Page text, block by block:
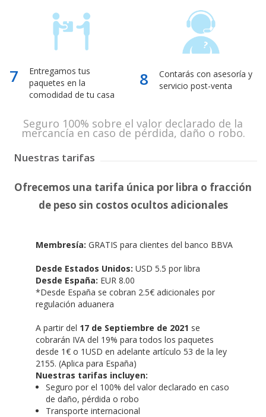
7
Entregamos tus
paquetes en la
comodidad de tu casa
8
Contarás con asesoría y
servicio post-venta
Seguro 100% sobre el valor declarado de la
mercancía en caso de pérdida, daño o robo.
Nuestras tarifas
Ofrecemos una tarifa única por libra o fracción
de peso sin costos ocultos adicionales
Membresía: GRATIS para clientes del banco BBVA
Desde Estados Unidos: USD 5.5 por libra
Desde España: EUR 8.00
*Desde España se cobran 2.5€ adicionales por
regulación aduanera
A partir del 17 de Septiembre de 2021 se
cobrarán IVA del 19% para todos los paquetes
desde 1€ o 1USD en adelante artículo 53 de la ley
2155. (Aplica para España)
Nuestras tarifas incluyen:
Seguro por el 100% del valor declarado en caso
de daño, pérdida o robo
Transporte internacional